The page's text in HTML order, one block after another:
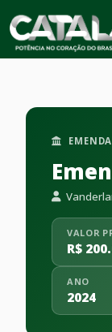
VALOR
R$
ANO
2024